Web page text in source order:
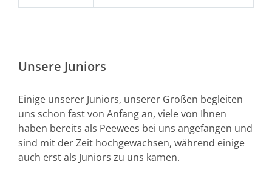
Unsere Juniors
Einige unserer Juniors, unserer Großen begleiten
uns schon fast von Anfang an, viele von Ihnen
haben bereits als Peewees bei uns angefangen und
sind mit der Zeit hochgewachsen, während einige
auch erst als Juniors zu uns kamen.